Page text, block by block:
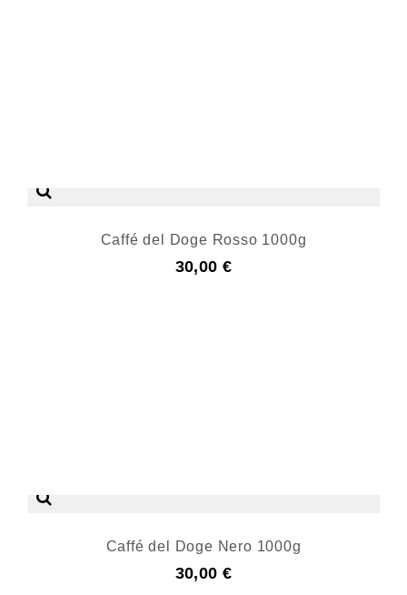
Caffé del Doge Rosso 1000g
30,00 €
Caffé del Doge Nero 1000g
30,00 €